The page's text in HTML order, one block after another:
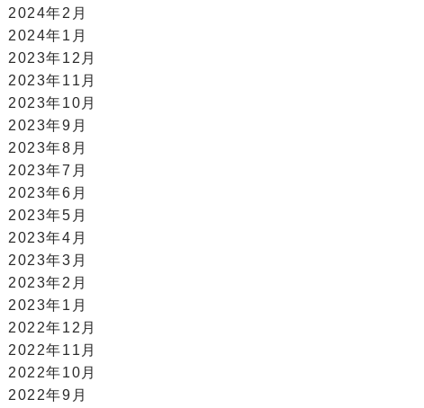
2024年2月
2024年1月
2023年12月
2023年11月
2023年10月
2023年9月
2023年8月
2023年7月
2023年6月
2023年5月
2023年4月
2023年3月
2023年2月
2023年1月
2022年12月
2022年11月
2022年10月
2022年9月